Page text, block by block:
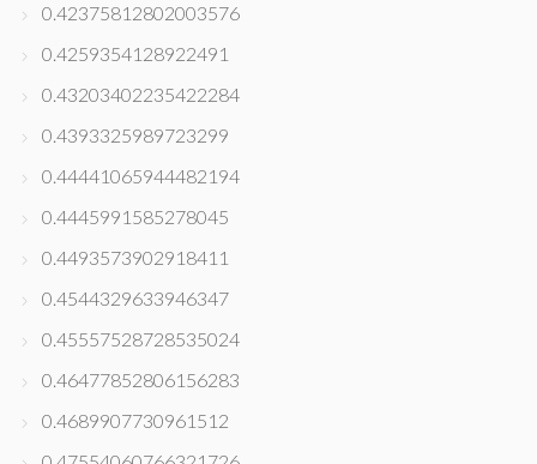
0.42375812802003576
0.4259354128922491
0.43203402235422284
0.4393325989723299
0.44441065944482194
0.4445991585278045
0.4493573902918411
0.4544329633946347
0.45557528728535024
0.46477852806156283
0.4689907730961512